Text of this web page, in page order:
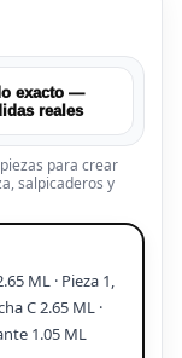
exacto —
reales
para crear
salpicaderos y
ML · Pieza 1,
C 2.65 ML ·
1.05 ML